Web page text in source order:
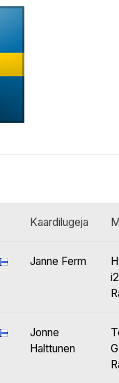
Kaardilugeja
Janne Ferm
Jonne
Halttunen